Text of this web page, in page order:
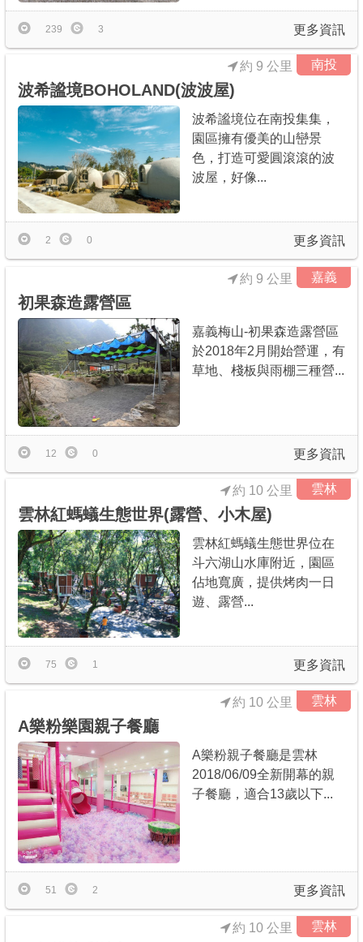
更多資訊
239 3
南投
波希謐境BOHOLAND(波波屋)
約 9 公里
波希謐境位在南投集集，
園區擁有優美的山巒景
色，打造可愛圓滾滾的波
波屋，好像...
更多資訊
2 0
嘉義
初果森造露營區
約 9 公里
嘉義梅山-初果森造露營區
於2018年2月開始營運，有
草地、棧板與雨棚三種營...
更多資訊
12 0
雲林
雲林紅螞蟻生態世界(露營、小木屋)
約 10 公里
雲林紅螞蟻生態世界位在
斗六湖山水庫附近，園區
佔地寬廣，提供烤肉一日
遊、露營...
更多資訊
75 1
雲林
A樂粉樂園親子餐廳
約 10 公里
A樂粉親子餐廳是雲林
2018/06/09全新開幕的親
子餐廳，適合13歲以下...
更多資訊
51 2
雲林
約 10 公里